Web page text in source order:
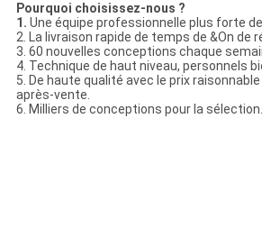
Pourquoi choisissez-nous ?
1. Une équipe professionnelle plus forte de
2. La livraison rapide de temps de &On de
3. 60 nouvelles conceptions chaque
4. Technique de haut niveau, personnels
5. De haute qualité avec le prix
après-vente.
6. Milliers de conceptions pour la sélection.